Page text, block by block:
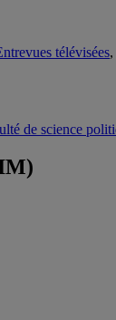
télévisées,